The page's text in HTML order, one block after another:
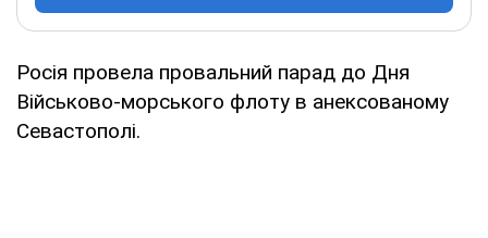
Росія провела провальний парад до Дня
Військово-морського флоту в анексованому
Севастополі.